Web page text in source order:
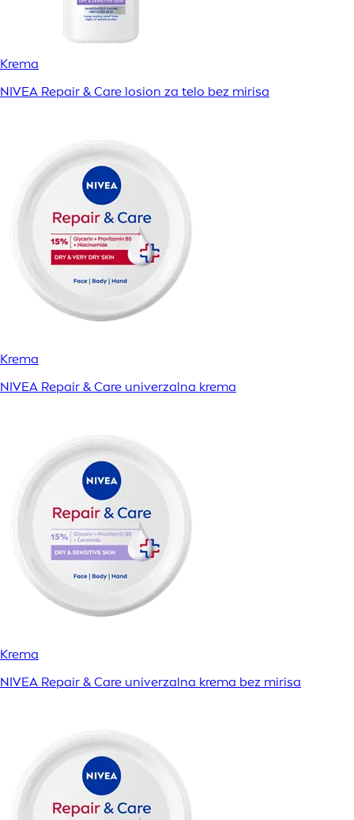
Krema
NIVEA Repair & Care losion za telo bez mirisa
Krema
NIVEA Repair & Care univerzalna krema
Krema
NIVEA Repair & Care univerzalna krema bez mirisa